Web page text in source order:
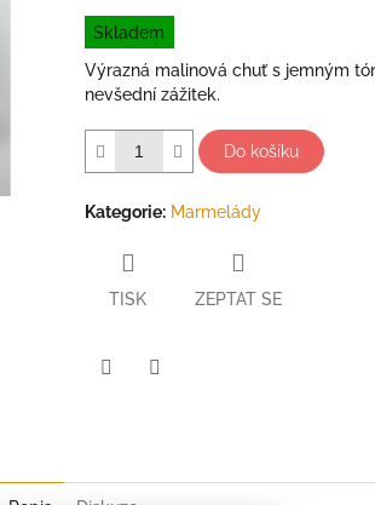
Měrná
cena:
Skladem
Výrazná malinová chuť s jemným
nevšední zážitek.
Do košíku
Kategorie: Marmelády
TISK ZEPTAT SE